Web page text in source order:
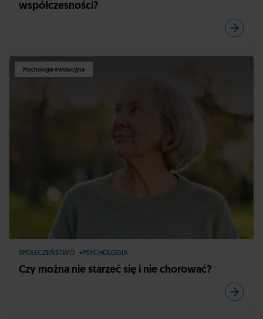
współczesności?
Psychologia ewolucyjna
SPOŁECZEŃSTWO PSYCHOLOGIA
Czy można nie starzeć się i nie chorować?